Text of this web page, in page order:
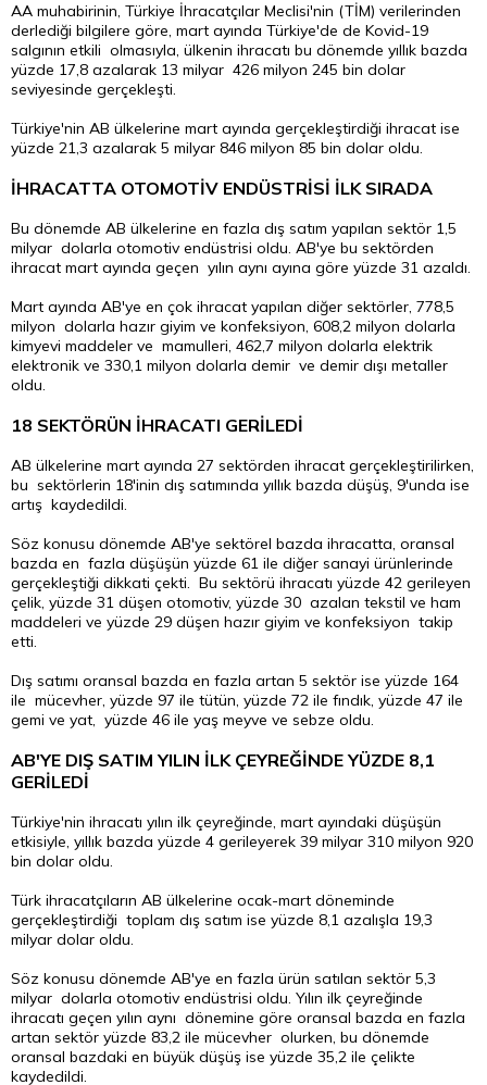
AA muhabirinin, Türkiye İhracatçılar Meclisi'nin (TİM) verilerinden
derlediği bilgilere göre, mart ayında Türkiye'de de Kovid-19
salgının etkili olmasıyla, ülkenin ihracatı bu dönemde yıllık bazda
yüzde 17,8 azalarak 13 milyar 426 milyon 245 bin dolar
seviyesinde gerçekleşti.
Türkiye'nin AB ülkelerine mart ayında gerçekleştirdiği ihracat ise
yüzde 21,3 azalarak 5 milyar 846 milyon 85 bin dolar oldu.
İHRACATTA OTOMOTİV ENDÜSTRİSİ İLK SIRADA
Bu dönemde AB ülkelerine en fazla dış satım yapılan sektör 1,5
milyar dolarla otomotiv endüstrisi oldu. AB'ye bu sektörden
ihracat mart ayında geçen yılın aynı ayına göre yüzde 31 azaldı.
Mart ayında AB'ye en çok ihracat yapılan diğer sektörler, 778,5
milyon dolarla hazır giyim ve konfeksiyon, 608,2 milyon dolarla
kimyevi maddeler ve mamulleri, 462,7 milyon dolarla elektrik
elektronik ve 330,1 milyon dolarla demir ve demir dışı metaller
oldu.
18 SEKTÖRÜN İHRACATI GERİLEDİ
AB ülkelerine mart ayında 27 sektörden ihracat gerçekleştirilirken,
bu sektörlerin 18'inin dış satımında yıllık bazda düşüş, 9'unda ise
artış kaydedildi.
Söz konusu dönemde AB'ye sektörel bazda ihracatta, oransal
bazda en fazla düşüşün yüzde 61 ile diğer sanayi ürünlerinde
gerçekleştiği dikkati çekti. Bu sektörü ihracatı yüzde 42 gerileyen
çelik, yüzde 31 düşen otomotiv, yüzde 30 azalan tekstil ve ham
maddeleri ve yüzde 29 düşen hazır giyim ve konfeksiyon takip
etti.
Dış satımı oransal bazda en fazla artan 5 sektör ise yüzde 164
ile mücevher, yüzde 97 ile tütün, yüzde 72 ile fındık, yüzde 47 ile
gemi ve yat, yüzde 46 ile yaş meyve ve sebze oldu.
AB'YE DIŞ SATIM YILIN İLK ÇEYREĞİNDE YÜZDE 8,1
GERİLEDİ
Türkiye'nin ihracatı yılın ilk çeyreğinde, mart ayındaki düşüşün
etkisiyle, yıllık bazda yüzde 4 gerileyerek 39 milyar 310 milyon 920
bin dolar oldu.
Türk ihracatçıların AB ülkelerine ocak-mart döneminde
gerçekleştirdiği toplam dış satım ise yüzde 8,1 azalışla 19,3
milyar dolar oldu.
Söz konusu dönemde AB'ye en fazla ürün satılan sektör 5,3
milyar dolarla otomotiv endüstrisi oldu. Yılın ilk çeyreğinde
ihracatı geçen yılın aynı dönemine göre oransal bazda en fazla
artan sektör yüzde 83,2 ile mücevher olurken, bu dönemde
oransal bazdaki en büyük düşüş ise yüzde 35,2 ile çelikte
kaydedildi.